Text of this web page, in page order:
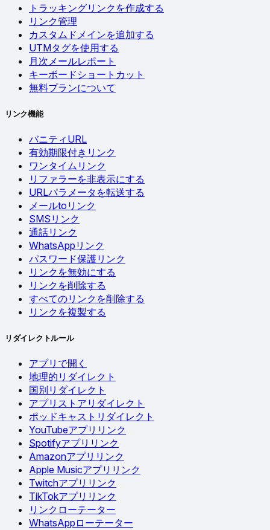
トラッキングリンクを作成する
リンク管理
カスタムドメインを追加する
UTMタグを使用する
月次メールレポート
キーボードショートカット
無料プランについて
リンク機能
バニティURL
有効期限付きリンク
ワンタイムリンク
リファラーを非表示にする
URLパラメータを転送する
メールtoリンク
SMSリンク
通話リンク
WhatsAppリンク
パスワード保護リンク
リンクを無効にする
リンクを削除する
すべてのリンクを削除する
リンクを複製する
リダイレクトルール
アプリで開く
地理的リダイレクト
国別リダイレクト
アプリストアリダイレクト
ポッドキャストリダイレクト
YouTubeアプリリンク
Spotifyアプリリンク
Amazonアプリリンク
Apple Musicアプリリンク
Twitchアプリリンク
TikTokアプリリンク
リンクローテーター
WhatsAppローテーター